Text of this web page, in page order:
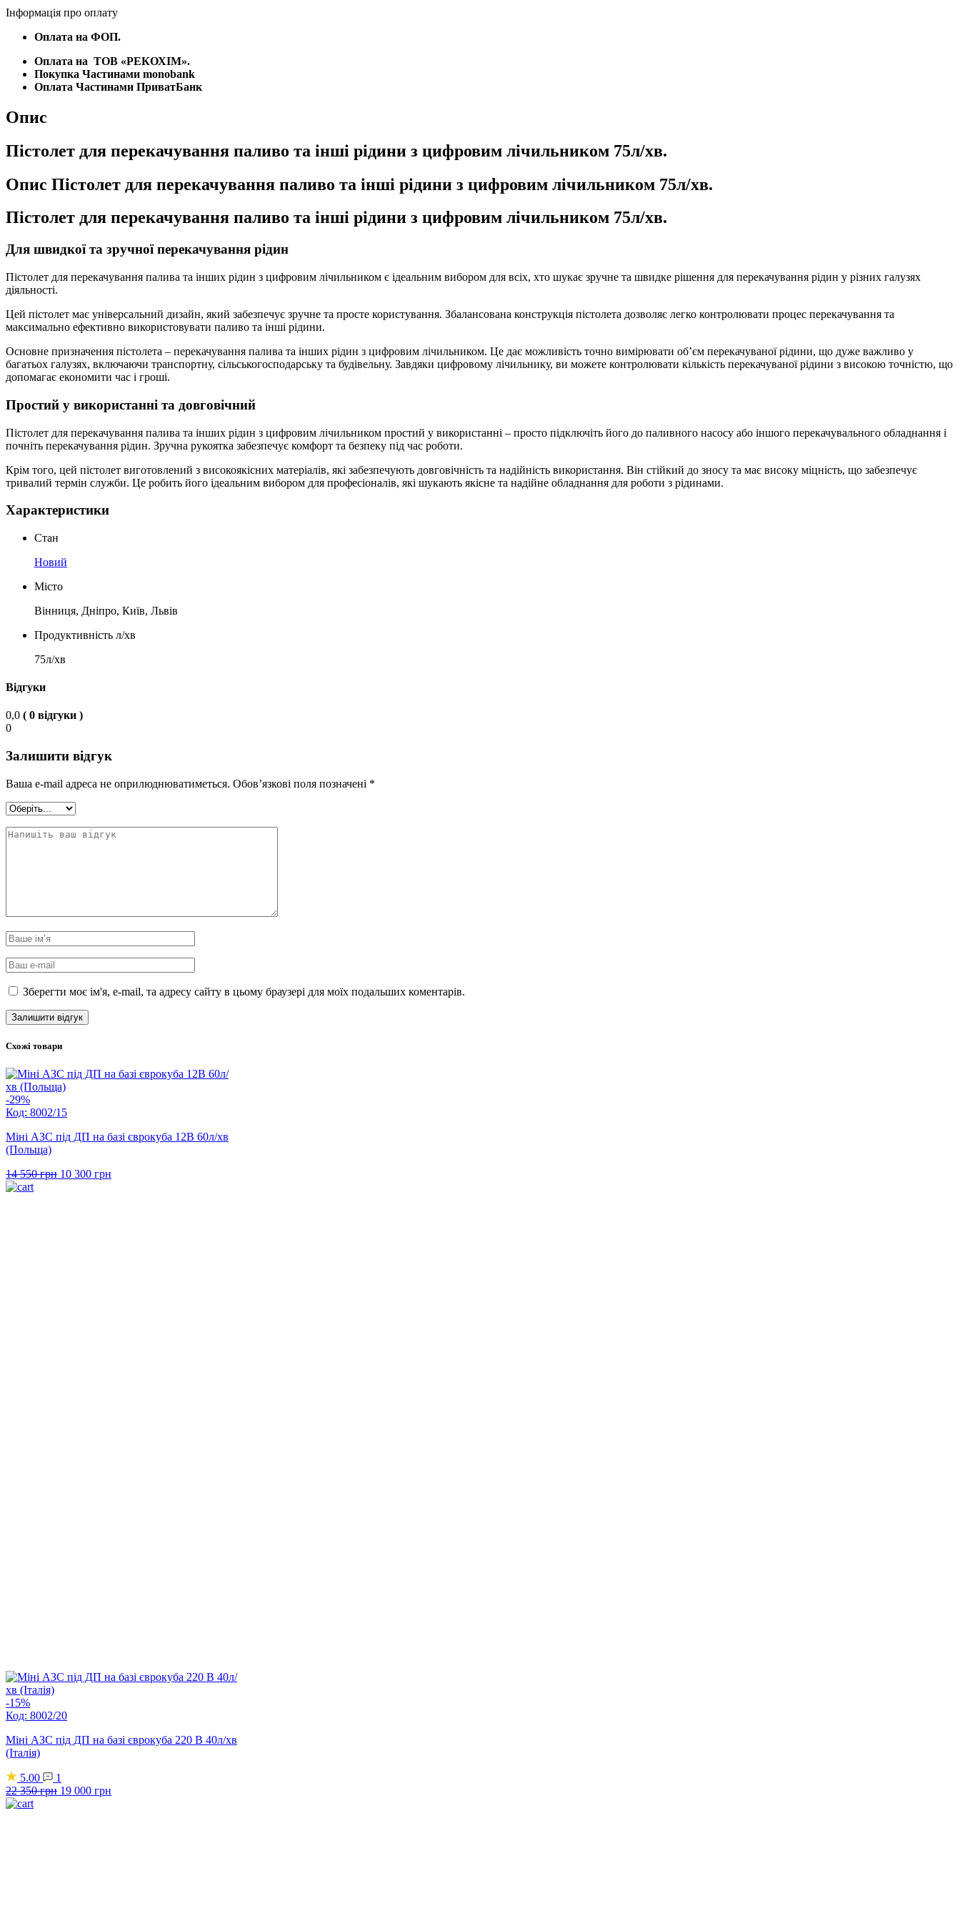
75л/
кількість
Інформація про оплату
Оплата на ФОП.
Оплата на ТОВ «РЕКОХІМ».
Покупка Частинами monobank
Оплата Частинами ПриватБанк
Опис
Пістолет для перекачування паливо та інші рідини з цифровим лічильником 75л/хв.
Опис Пістолет для перекачування паливо та інші рідини з цифровим лічильником 75л/хв.
Пістолет для перекачування паливо та інші рідини з цифровим лічильником 75л/хв.
Для швидкої та зручної перекачування рідин
Пістолет для перекачування палива та інших рідин з цифровим лічильником є ідеальним вибором для всіх, хто шукає зручне та швидке рішення для перекачування рідин у різних галузях
діяльності.
Цей пістолет має універсальний дизайн, який забезпечує зручне та просте користування. Збалансована конструкція пістолета дозволяє легко контролювати процес перекачування та
максимально ефективно використовувати паливо та інші рідини.
Основне призначення пістолета – перекачування палива та інших рідин з цифровим лічильником. Це дає можливість точно вимірювати об’єм перекачуваної рідини, що дуже важливо у
багатьох галузях, включаючи транспортну, сільськогосподарську та будівельну. Завдяки цифровому лічильнику, ви можете контролювати кількість перекачуваної рідини з високою точністю, що
допомагає економити час і гроші.
Простий у використанні та довговічний
Пістолет для перекачування палива та інших рідин з цифровим лічильником простий у використанні – просто підключіть його до паливного насосу або іншого перекачувального обладнання і
почніть перекачування рідин. Зручна рукоятка забезпечує комфорт та безпеку під час роботи.
Крім того, цей пістолет виготовлений з високоякісних матеріалів, які забезпечують довговічність та надійність використання. Він стійкий до зносу та має високу міцність, що забезпечує
тривалий термін служби. Це робить його ідеальним вибором для професіоналів, які шукають якісне та надійне обладнання для роботи з рідинами.
Характеристики
Стан
Новий
Місто
Вінниця, Дніпро, Київ, Львів
Продуктивність л/хв
75л/хв
Відгуки
0,0 ( 0 відгуки )
0
Залишити відгук
Ваша e-mail адреса не оприлюднюватиметься. Обов’язкові поля позначені *
Зберегти моє ім'я, e-mail, та адресу сайту в цьому браузері для моїх подальших коментарів.
Схожі товари
-29%
Код: 8002/15
Міні АЗС під ДП на базі єврокуба 12В 60л/хв
(Польща)
14 550грн Оригінальна
10 300 грн
-15%
Код: 8002/20
Міні АЗС під ДП на базі єврокуба 220 В 40л/хв
(Італія)
5.00
1
22 350грн Оригінальна
19 000 грн